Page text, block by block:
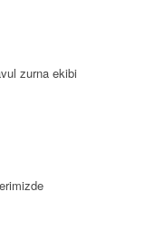
zurna ekibi